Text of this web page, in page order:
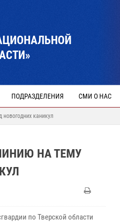
ПОДРАЗДЕЛЕНИЯ СМИ О НАС
каникул
НА ТЕМУ
по Тверской области